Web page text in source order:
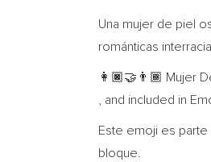
Una mujer de piel
románticas
👩🏿‍🤝‍👨🏾 Mujer
, and included in
Este emoji es parte
bloque.